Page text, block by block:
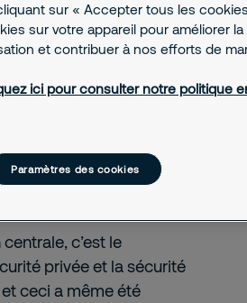
privée
c’est le
privée et la sécurité
ceci a même été
sur « Accepter tous les
sur votre appareil pour améliorer
et contribuer à nos efforts de
ici pour consulter notre politique
Paramètres des cookies